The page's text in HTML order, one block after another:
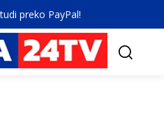
preko PayPal!